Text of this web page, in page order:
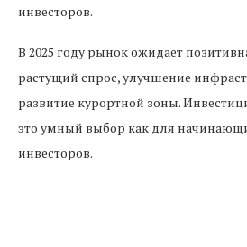
инвесторов.
В 2025 году рынок ожидает
растущий спрос, улучшение
развитие курортной зоны.
это умный выбор как для
инвесторов.